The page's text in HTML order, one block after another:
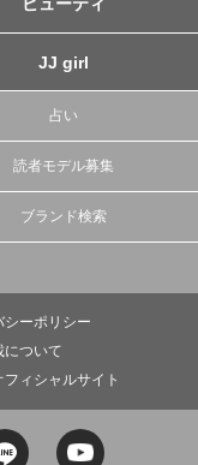
ビューティ
JJ girl
占い
読者モデル募集
ブランド検索
シーポリシー
について
フィシャルサイト